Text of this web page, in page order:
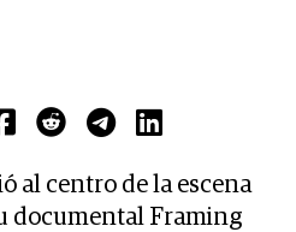
al centro de la escena
documental Framing